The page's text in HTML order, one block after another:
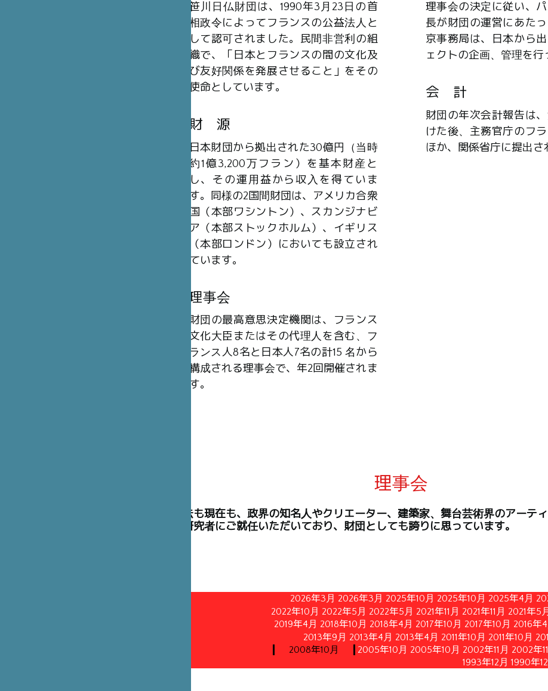
笹川日仏財団は、1990年3月23日の首
相政令によってフランスの公益法人と
して認可されました。民間非営利の組
織で、「日本とフランスの間の文化及
び友好関係を発展させること」をその
使命としています。
財 源
日本財団から拠出された30億円（当時
約1億3,200万フラン）を基本財産と
し、その運用益から収入を得ていま
す。同様の2国間財団は、アメリカ合衆
国（本部ワシントン）、スカンジナビ
ア（本部ストックホルム）、イギリス
（本部ロンドン）においても設立され
ています。
理事会
財団の最高意思決定機関は、フランス
文化大臣またはその代理人を含む、フ
ランス人8名と日本人7名の計15 名から
構成される理事会で、年2回開催されま
す。
理事会の決定に従い、
長が財団の運営にあた
京事務局は、日本から
ェクトの企画、管理を行
会 計
財団の年次会計報告は
けた後、主務官庁のフ
ほか、関係省庁に提出さ
理事会
理事には、過去も現在も、政界の知名人やクリエーター、建築家、舞台芸術界のアーテ
た高官や学術研究者にご就任いただいており、財団としても誇りに思っています。
2026年3月 2026年3月 2025年10月 2025年10月 2025年4月
2022年10月 2022年5月 2022年5月 2021年11月 2021年11月 2021年5月
2019年4月 2018年10月 2018年4月 2017年10月 2017年10月 2016年4
2013年9月 2013年4月 2013年4月 2011年10月 2011年10月
2008年10月
2005年10月 2005年10月 2002年11月 2002年
1993年12月 1990年